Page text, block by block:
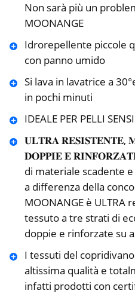
Non sarà più un
MOONANGE
Idrorepellente piccole
con panno umido
Si lava in lavatrice a
in pochi minuti
IDEALE PER PELLI
𝐔𝐋𝐓𝐑𝐀 𝐑𝐄𝐒𝐈𝐒𝐓𝐄𝐍𝐓𝐄,
𝐃𝐎𝐏𝐏𝐈𝐄 𝐄
di materiale scadente
a differenza della
MOONANGE è ULTRA
tessuto a tre strati di
doppie e rinforzate su
I tessuti del
altissima qualità e
infatti prodotti con